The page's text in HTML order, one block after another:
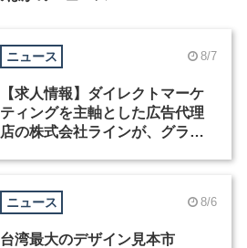
ニュース 8/7
【求人情報】ダイレクトマーケ
ティングを主軸とした広告代理
店の株式会社ラインが、グラフ
ニュース 8/6
台湾最大のデザイン見本市